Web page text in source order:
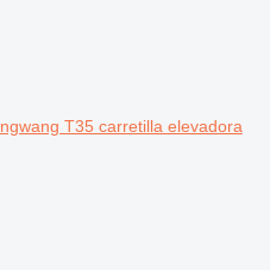
T35 carretilla elevadora